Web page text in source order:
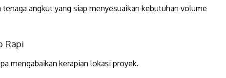
angkut yang siap menyesuaikan kebutuhan volume
Rapi
mengabaikan kerapian lokasi proyek.